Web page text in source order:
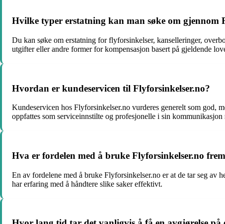
Hvilke typer erstatning kan man søke om gjennom
Du kan søke om erstatning for flyforsinkelser, kanselleringer,
utgifter eller andre former for kompensasjon basert på gjeldende
Hvordan er kundeservicen til Flyforsinkelser.no?
Kundeservicen hos Flyforsinkelser.no vurderes generelt som god,
oppfattes som serviceinnstilte og profesjonelle i sin kommunikasjon
Hva er fordelen med å bruke Flyforsinkelser.no
En av fordelene med å bruke Flyforsinkelser.no er at de tar seg av
har erfaring med å håndtere slike saker effektivt.